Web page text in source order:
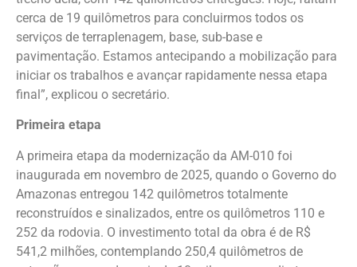
cerca de 19 quilômetros para concluirmos todos os
serviços de terraplenagem, base, sub-base e
pavimentação. Estamos antecipando a mobilização para
iniciar os trabalhos e avançar rapidamente nessa etapa
final”, explicou o secretário.
Primeira etapa
A primeira etapa da modernização da AM-010 foi
inaugurada em novembro de 2025, quando o Governo do
Amazonas entregou 142 quilômetros totalmente
reconstruídos e sinalizados, entre os quilômetros 110 e
252 da rodovia. O investimento total da obra é de R$
541,2 milhões, contemplando 250,4 quilômetros de